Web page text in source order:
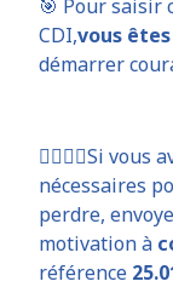
🎯 Pour saisir
CDI,vous
démarrer
👷‍♂️👷‍♀️Si vous
nécessaires
perdre,
motivation à
référence